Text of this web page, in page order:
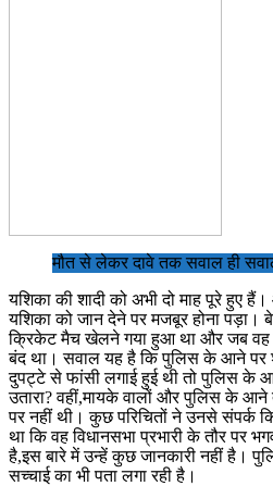
मौत से लेकर दावे तक सवाल ही
यशिका की शादी को अभी दो माह पूरे हुए
यशिका को जान देने पर मजबूर होना पड़ा।
क्रिकेट मैच खेलने गया हुआ था और जब वह
बंद था। सवाल यह है कि पुलिस के आने पर
दुपट्टे से फांसी लगाई हुई थी तो पुलिस
उतारा? वहीं,मायके वालों और पुलिस के
पर नहीं थी। कुछ परिचितों ने उनसे संपर्क
था कि वह विधानसभा प्रभारी के तौर पर
है,इस बारे में उन्हें कुछ जानकारी नहीं है।
सच्चाई का भी पता लगा रही है।